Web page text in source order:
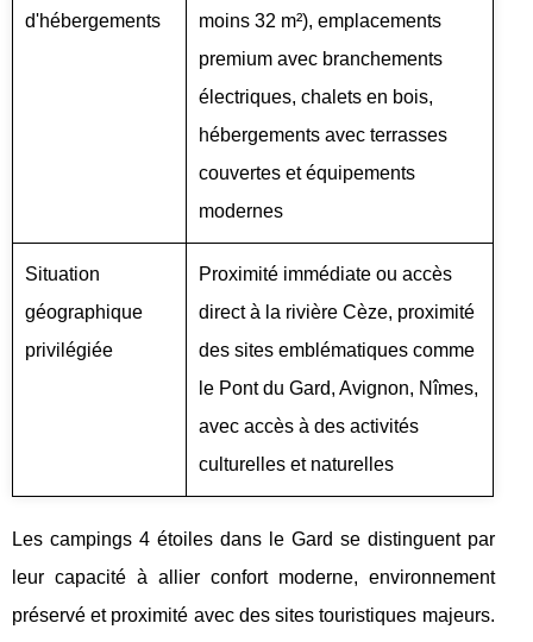
d'hébergements
moins 32 m²), emplacements
premium avec branchements
électriques, chalets en bois,
hébergements avec terrasses
couvertes et équipements
modernes
Situation
géographique
privilégiée
Proximité immédiate ou accès
direct à la rivière Cèze, proximité
des sites emblématiques comme
le Pont du Gard, Avignon, Nîmes,
avec accès à des activités
culturelles et naturelles
Les campings 4 étoiles dans le Gard se distinguent par
leur capacité à allier confort moderne, environnement
préservé et proximité avec des sites touristiques majeurs.